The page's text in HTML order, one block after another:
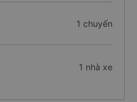
1 chuyến
1 nhà xe